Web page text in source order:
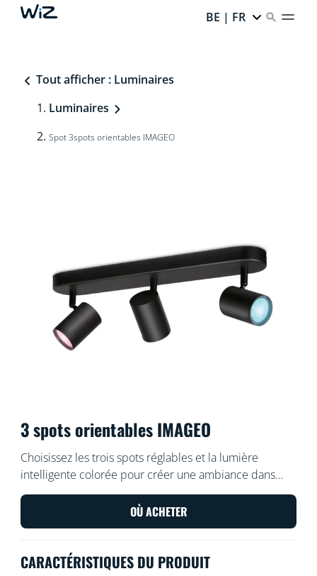
BE | FR
Tout afficher : Luminaires
Luminaires
Spot 3spots orientables IMAGEO
3 spots orientables IMAGEO
Choisissez les trois spots réglables et la lumière
intelligente colorée pour créer une ambiance dans
n'importe quelle pièce avec le spot encastrable
intelligent WiZ Imageo noir. Utilisez votre système Wi-Fi
actuel pour le contrôler depuis l'application WiZ ou
OÙ ACHETER
CARACTÉRISTIQUES DU PRODUIT